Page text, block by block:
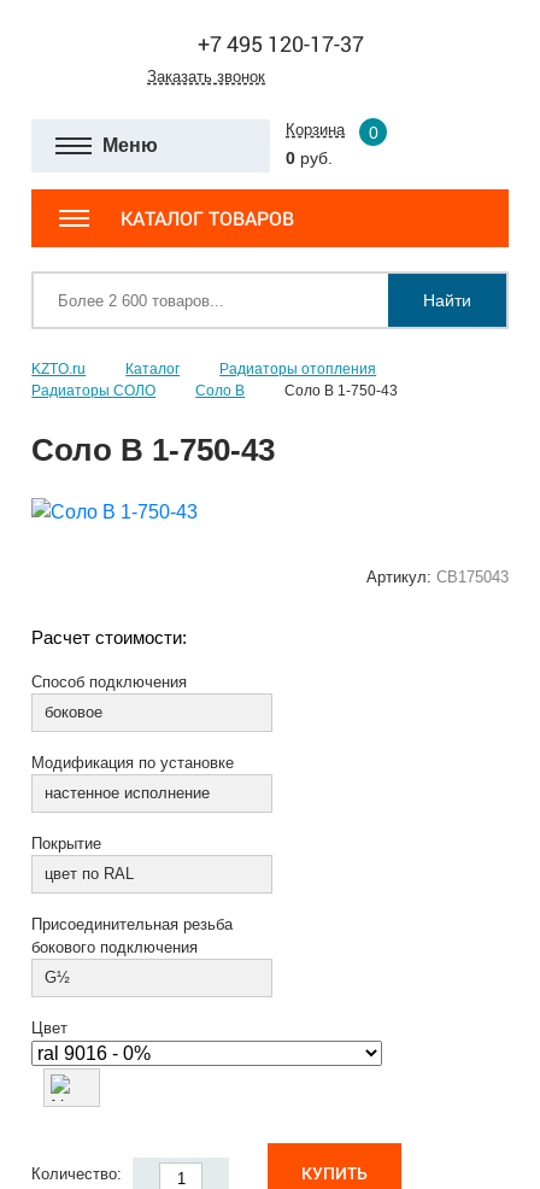
+7 495 120-17-37
Заказать звонок
Меню
Корзина
0
0 руб.
КАТАЛОГ ТОВАРОВ
Найти
KZTO.ru Каталог
Радиаторы отопления
Радиаторы СОЛО
Соло В Соло В 1-750-43
Соло В 1-750-43
Артикул: СВ175043
Расчет стоимости:
Способ подключения
боковое
Модификация по установке
настенное исполнение
Покрытие
цвет по RAL
Присоединительная резьба
бокового подключения
G½
Цвет
Количество: КУПИТЬ